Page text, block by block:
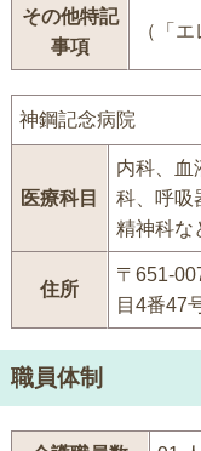
その他特記
事項
（「
神鋼記念病院
医療科目
内科、血
科、呼吸
精神科な
住所
〒651-
目4番47
職員体制